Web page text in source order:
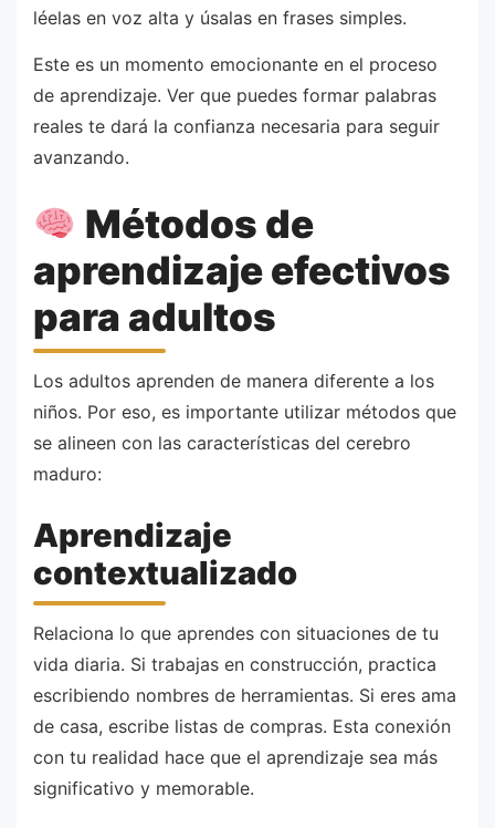
léelas en voz alta y úsalas en frases simples.
Este es un momento emocionante en el proceso
de aprendizaje. Ver que puedes formar palabras
reales te dará la confianza necesaria para seguir
avanzando.
Métodos de
aprendizaje efectivos
para adultos
Los adultos aprenden de manera diferente a los
niños. Por eso, es importante utilizar métodos que
se alineen con las características del cerebro
maduro:
Aprendizaje
contextualizado
Relaciona lo que aprendes con situaciones de tu
vida diaria. Si trabajas en construcción, practica
escribiendo nombres de herramientas. Si eres ama
de casa, escribe listas de compras. Esta conexión
con tu realidad hace que el aprendizaje sea más
significativo y memorable.